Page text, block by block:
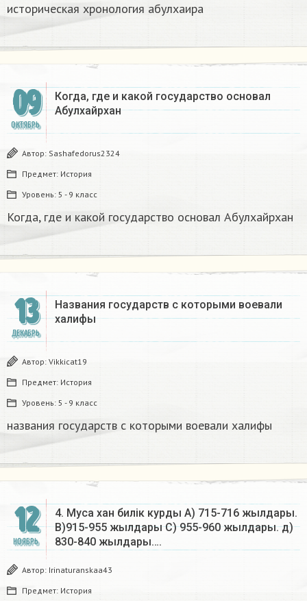
историческая хронология абулхаира​
09
ОКТЯБРЬ
Когда, где и какой государство основал
Абулхайрхан
Автор: Sashafedorus2324
Предмет: История
Уровень: 5 - 9 класс
Когда, где и какой государство основал Абулхайрхан
13
ДЕКАБРЬ
Названия государств с которыми воевали
халифы
Автор: Vikkicat19
Предмет: История
Уровень: 5 - 9 класс
названия государств с которыми воевали халифы
12
НОЯБРЬ
4. Муса хан билік курды А) 715-716 жылдары.
В)915-955 жылдары C) 955-960 жылдары. д)
830-840 жылдары….
Автор: Irinaturanskaa43
Предмет: История